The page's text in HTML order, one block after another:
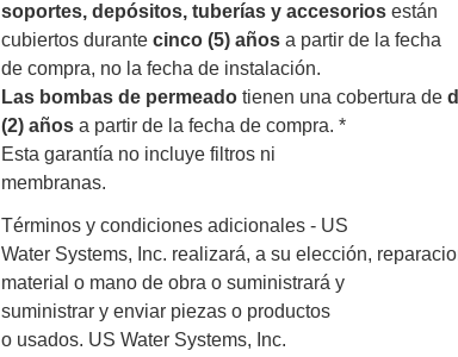
soportes, depósitos, tuberías y accesorios están
cubiertos durante cinco (5) años a partir de la fecha
de compra, no la fecha de instalación.
Las bombas de permeado tienen una cobertura de
(2) años a partir de la fecha de compra. *
Esta garantía no incluye filtros ni
membranas.
Términos y condiciones adicionales - US
Water Systems, Inc. realizará, a su elección,
material o mano de obra o suministrará y
suministrar y enviar piezas o productos
o usados. US Water Systems, Inc.